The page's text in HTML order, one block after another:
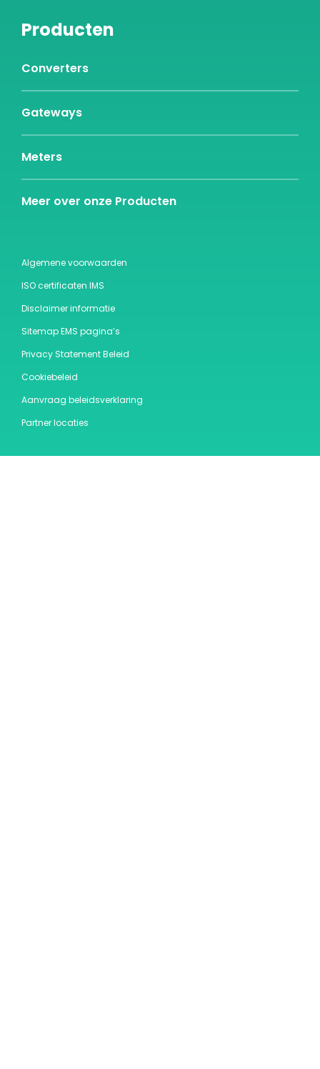
Producten
Converters
Gateways
Meters
Meer over onze Producten
Algemene voorwaarden
ISO certificaten IMS
Disclaimer informatie
Sitemap EMS pagina’s
Privacy Statement Beleid
Cookiebeleid
Aanvraag beleidsverklaring
Partner locaties